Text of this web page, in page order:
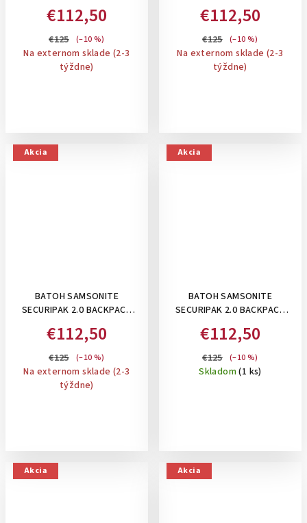
€112,50
€125 (–10 %)
Na externom sklade (2-3
týždne)
€112,50
€125 (–10 %)
Na externom sklade (2-3
týždne)
Akcia
BATOH SAMSONITE
SECURIPAK 2.0 BACKPACK
€112,50
€125 (–10 %)
Na externom sklade (2-3
týždne)
Akcia
BATOH SAMSONITE
SECURIPAK 2.0 BACKPACK
€112,50
€125 (–10 %)
Skladom(1 ks)
Akcia Akcia